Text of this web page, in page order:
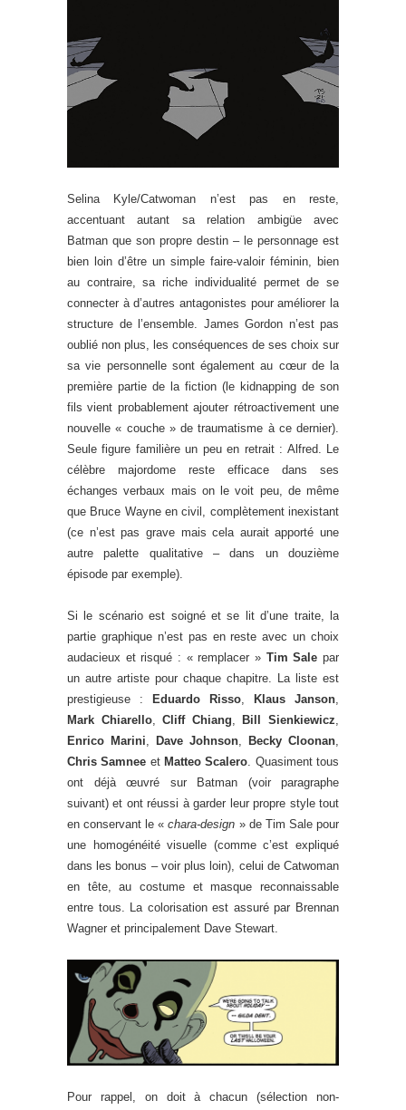
Selina Kyle/Catwoman n’est pas en reste,
accentuant autant sa relation ambigüe avec
Batman que son propre destin – le personnage est
bien loin d’être un simple faire-valoir féminin, bien
au contraire, sa riche individualité permet de se
connecter à d’autres antagonistes pour améliorer la
structure de l’ensemble. James Gordon n’est pas
oublié non plus, les conséquences de ses choix sur
sa vie personnelle sont également au cœur de la
première partie de la fiction (le kidnapping de son
fils vient probablement ajouter rétroactivement une
nouvelle « couche » de traumatisme à ce dernier).
Seule figure familière un peu en retrait : Alfred. Le
célèbre majordome reste efficace dans ses
échanges verbaux mais on le voit peu, de même
que Bruce Wayne en civil, complètement inexistant
(ce n’est pas grave mais cela aurait apporté une
autre palette qualitative – dans un douzième
épisode par exemple).
Si le scénario est soigné et se lit d’une traite, la
partie graphique n’est pas en reste avec un choix
audacieux et risqué : « remplacer » Tim Sale par
un autre artiste pour chaque chapitre. La liste est
prestigieuse : Eduardo Risso Klaus Janson
Mark Chiarello,Cliff Chiang ,Bill Sienkiewicz
Enrico Marini
Dave Johnson Becky Cloonan
Chris Samnee etMatteo Scalero . Quasiment tous
ont déjà œuvré sur Batman (voir paragraphe
suivant) et ont réussi à garder leur propre style tout
en conservant le «chara-design » de Tim Sale pour
une homogénéité visuelle (comme c’est expliqué
dans les bonus – voir plus loin), celui de Catwoman
en tête, au costume et masque reconnaissable
entre tous. La colorisation est assuré par Brennan
Wagner et principalement Dave Stewart.
Pour rappel, on doit à chacun (sélection non-